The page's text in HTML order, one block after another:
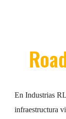
En Industrias
infraestructura